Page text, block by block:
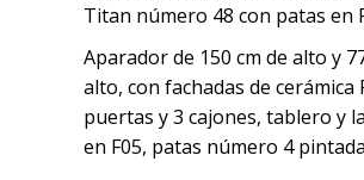
Titan número 48 con patas en
Aparador de 150 cm de alto y
alto, con fachadas de cerámica
puertas y 3 cajones, tablero y
en F05, patas número 4